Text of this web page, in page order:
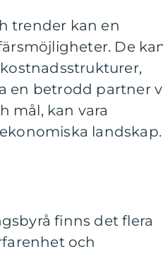
trender kan en
De
en betrodd partner
mål, kan vara
landskap.
finns det flera
och